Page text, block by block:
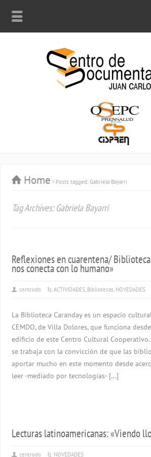
Home Posts tagged: Gabriela Bayarri
Tag Archives: Gabriela Bayarri
Reflexiones en cuarentena/
nos conecta con lo humano»
centrodo ACTIVIDADES, Bibliotecas, NOVEDADES
La Biblioteca Caranday es un espacio
CEMDO, de Villa Dolores, que funciona
edificio de este Centro Cultural Cooperativo.
se trabaja con la convicción de que las
aportar mucho en este momento desde
leer -mediado por tecnologías- […]
Lecturas latinoamericanas: «Viendo
centrodo NOVEDADES